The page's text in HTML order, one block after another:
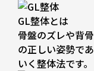
GL整体とは
骨盤のズレや背
の正しい姿勢で
いく整体法です。